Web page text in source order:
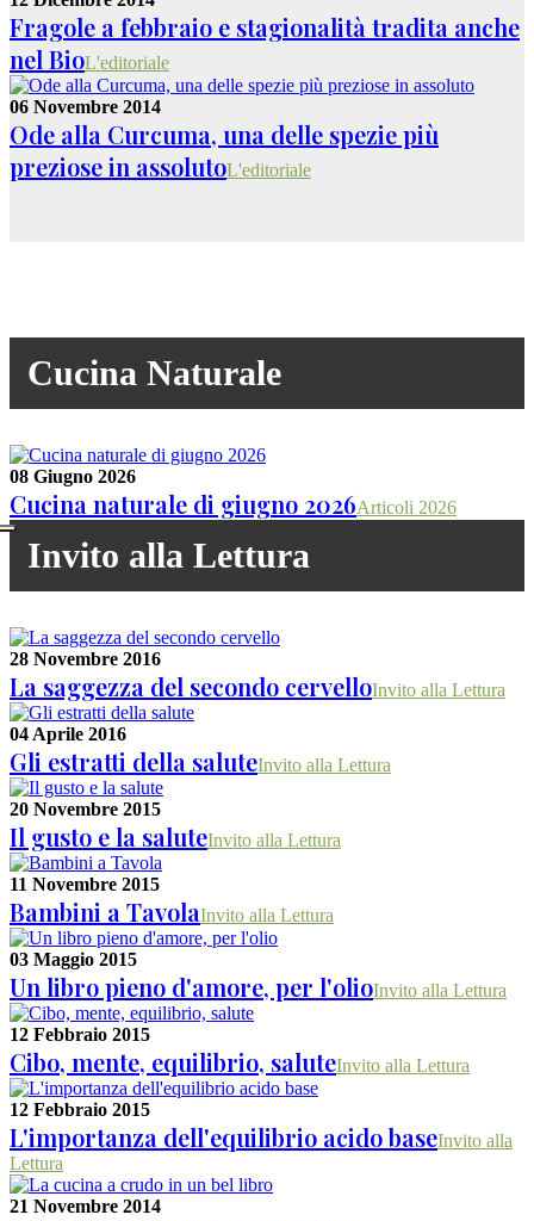
Fragole a febbraio e stagionalità tradita anche
nel BioL'editoriale
06 Novembre 2014
Ode alla Curcuma, una delle spezie più
preziose in assolutoL'editoriale
Cucina Naturale
08 Giugno 2026
Cucina naturale di giugno 2026Articoli 2026
Invito alla Lettura
28 Novembre 2016
La saggezza del secondo cervelloInvito alla Lettura
04 Aprile 2016
Gli estratti della saluteInvito alla Lettura
20 Novembre 2015
Il gusto e la saluteInvito alla Lettura
11 Novembre 2015
Bambini a TavolaInvito alla Lettura
03 Maggio 2015
Un libro pieno d'amore, per l'olioInvito alla Lettura
12 Febbraio 2015
Cibo, mente, equilibrio, saluteInvito alla Lettura
12 Febbraio 2015
L'importanza dell'equilibrio acido baseInvito alla
Lettura
21 Novembre 2014